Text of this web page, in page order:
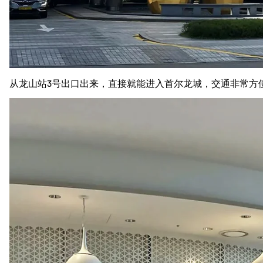
从龙山站3号出口出来， 直接就能进入首尔龙城， 交通非常方